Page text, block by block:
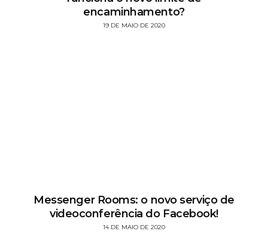
encaminhamento?
19 DE MAIO DE 2020
Messenger Rooms: o novo serviço de
videoconferência do Facebook!
14 DE MAIO DE 2020